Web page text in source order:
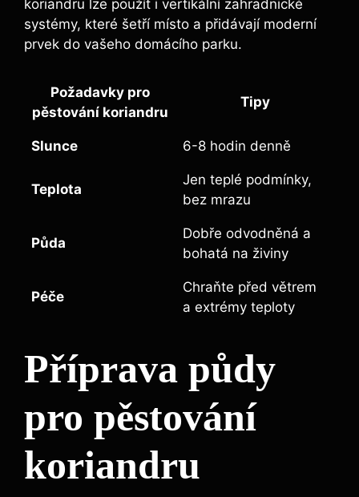
koriandru lze použít i vertikální zahradnické
systémy, které šetří místo a přidávají moderní
prvek do vašeho domácího parku.
Požadavky pro
pěstování koriandru
Tipy
Slunce 6-8 hodin denně
Teplota
Jen teplé podmínky,
bez mrazu
Půda
Dobře odvodněná a
bohatá na živiny
Péče
Chraňte před větrem
a extrémy teploty
Příprava půdy
pro pěstování
koriandru